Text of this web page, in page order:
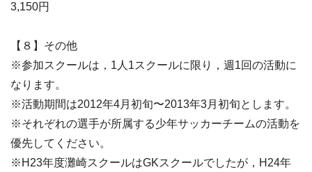
3,150円
【８】その他
※参加スクールは，1人1スクールに限り，週1回の活動に
なります。
※活動期間は2012年4月初旬〜2013年3月初旬とします。
※それぞれの選手が所属する少年サッカーチームの活動を
優先してください。
※H23年度灘崎スクールはGKスクールでしたが，H24年